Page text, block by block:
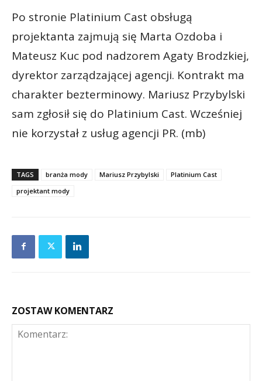
Po stronie Platinium Cast obsługą
projektanta zajmują się Marta Ozdoba i
Mateusz Kuc pod nadzorem Agaty Brodzkiej,
dyrektor zarządzającej agencji. Kontrakt ma
charakter bezterminowy. Mariusz Przybylski
sam zgłosił się do Platinium Cast. Wcześniej
nie korzystał z usług agencji PR. (mb)
TAGS branża mody Mariusz Przybylski
Platinium Cast
projektant mody
ZOSTAW KOMENTARZ